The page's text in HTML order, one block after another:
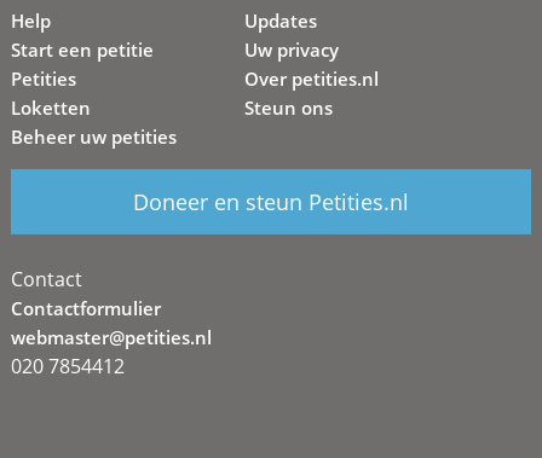
Help
Start een petitie
Petities
Loketten
Beheer uw petities
Updates
Uw privacy
Over petities.nl
Steun ons
Doneer en steun Petities.nl
Contact
Contactformulier
webmaster@petities.nl
020 7854412